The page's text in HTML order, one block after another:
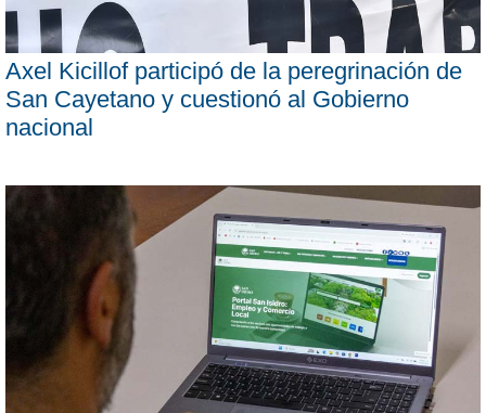
Axel Kicillof participó de la peregrinación de
San Cayetano y cuestionó al Gobierno
nacional